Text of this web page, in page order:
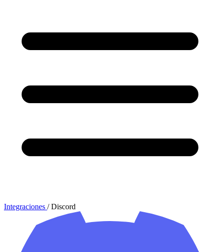
Integraciones / Discord